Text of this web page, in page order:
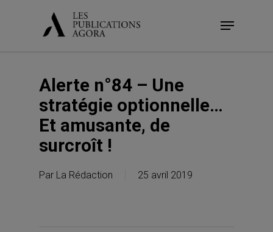
Menu
Alerte n°84 – Une
stratégie optionnelle…
Et amusante, de
surcroît !
Par La Rédaction 25 avril 2019